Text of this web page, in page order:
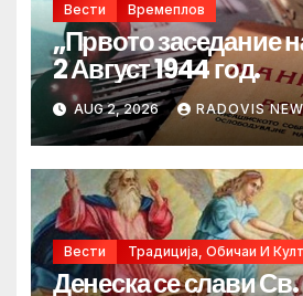
Вести Времеплов
„Првото
2 Август 1944 год.
AUG 2, 2026 RADOVIS
Вести Традиција, Обичаи И
Денеска се слави